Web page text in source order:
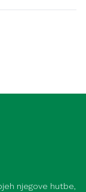
njegove hutbe,